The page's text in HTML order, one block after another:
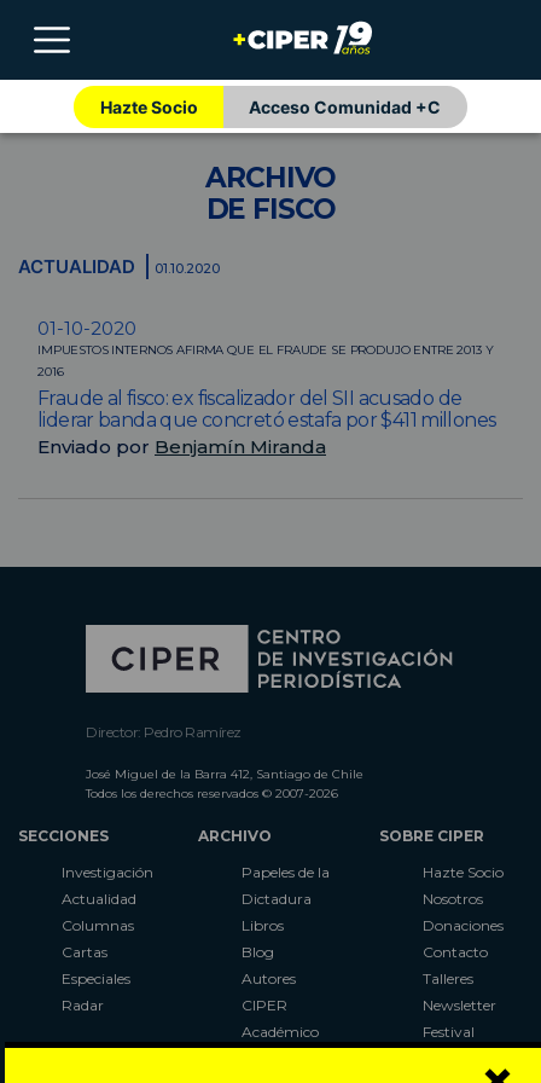
Hazte Socio Acceso Comunidad +C
ARCHIVO
DE FISCO
ACTUALIDAD 01.10.2020
01-10-2020
IMPUESTOS INTERNOS AFIRMA QUE EL FRAUDE SE PRODUJO ENTRE 2013 Y
2016
Fraude al fisco: ex fiscalizador del SII acusado de
liderar banda que concretó estafa por $411 millones
Enviado por Benjamín Miranda
Director: Pedro Ramírez
José Miguel de la Barra 412, Santiago de Chile
Todos los derechos reservados © 2007-2026
SECCIONES
Investigación
Actualidad
Columnas
Cartas
Especiales
Radar
ARCHIVO
Papeles de la
Dictadura
Libros
Blog
Autores
CIPER
Académico
SOBRE CIPER
Hazte Socio
Nosotros
Donaciones
Contacto
Talleres
Newsletter
Festival